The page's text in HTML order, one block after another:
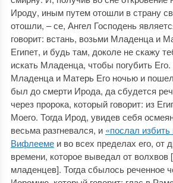
Ироду, иным путем отошли в страну
отошли, – се, Ангел Господень
говорит: встань, возьми Младенца и
Египет, и будь там, доколе не скажу
искать Младенца, чтобы погубить
Младенца и Матерь Его ночью и
был до смерти Ирода, да сбудется
через пророка, который говорит: из
Моего. Тогда Ирод, увидев себя
весьма разгневался, и «послал
Вифлеемеи во всех пределах его, от
времени, которое выведал от
младенцев]. Тогда сбылось реченное